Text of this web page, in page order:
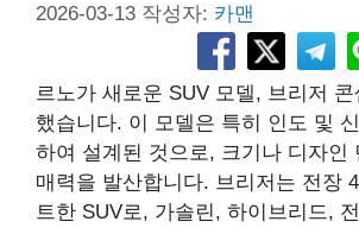
2026-03-13 작성자: 카맨
르노가 새로운 SUV 모델, 브리저
했습니다. 이 모델은 특히 인도 및
하여 설계된 것으로, 크기나 디자인
매력을 발산합니다. 브리저는 전장
트한 SUV로, 가솔린, 하이브리드,